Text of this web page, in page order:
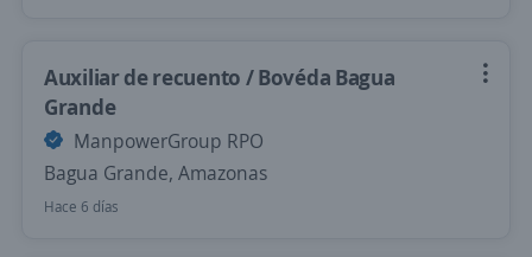
Auxiliar de recuento / Bovéda Bagua
Grande
ManpowerGroup RPO
Bagua Grande, Amazonas
Hace 6 días